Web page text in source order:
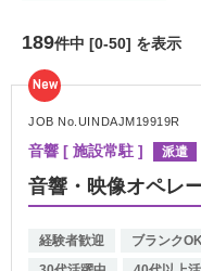
189件中 [0-50] を表示
JOB No.UINDAJM19919R
音響 [ 施設常駐 ] 派遣
音響・映像オペレ
経験者歓迎 ブランク
New